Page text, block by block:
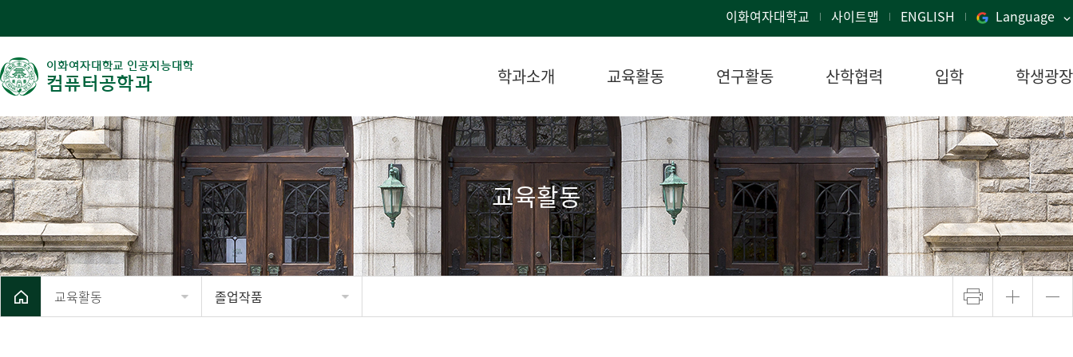
이화여자대학교 사이트맵 ENGLISH Language
이화여자대학교 인공지능대학
컴퓨터공학과 학과소개 교육활동 연구활동 산학협력 입학 학생광장
교육활동
교육활동 졸업작품